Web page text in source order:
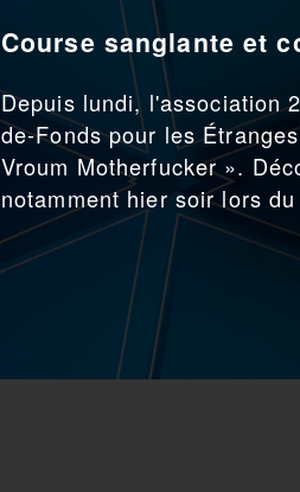
Course sanglante et
Depuis lundi, l'association
de-Fonds pour les
Vroum Motherfucker ».
notamment hier soir lors